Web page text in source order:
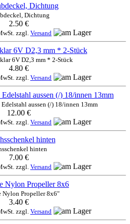
Dichtung
2.50 €
zzgl. Versand
6V D2,3 mm * 2-Stück
4.80 €
zzgl. Versand
aussen (/) 18/innen 13mm
12.00 €
zzgl. Versand
hinten
7.00 €
zzgl. Versand
Nylon Propeller 8x6"
3.40 €
zzgl. Versand